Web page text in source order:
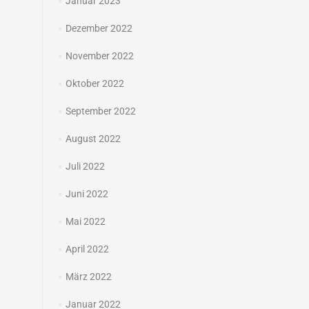
Dezember 2022
November 2022
Oktober 2022
September 2022
August 2022
Juli 2022
Juni 2022
Mai 2022
April 2022
März 2022
Januar 2022